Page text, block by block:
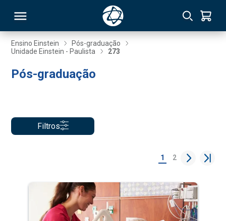
Ensino Einstein
Pós-graduação
Unidade Einstein - Paulista
273
Pós-graduação
Filtros
1 2